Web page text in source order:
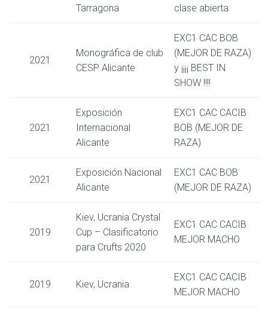
Tarragona
clase abierta
2021
Monográfica de club
CESP Alicante
EXC1 CAC BOB
(MEJOR DE RAZA)
y ¡¡¡¡ BEST IN
SHOW !!!!
2021
Exposición
Internacional
Alicante
EXC1 CAC CACIB
BOB (MEJOR DE
RAZA)
2021
Exposición Nacional
Alicante
EXC1 CAC BOB
(MEJOR DE RAZA)
2019
Kiev, Ucrania Crystal
Cup – Clasificatorio
para Crufts 2020
EXC1 CAC CACIB
MEJOR MACHO
2019 Kiev, Ucrania
EXC1 CAC CACIB
MEJOR MACHO